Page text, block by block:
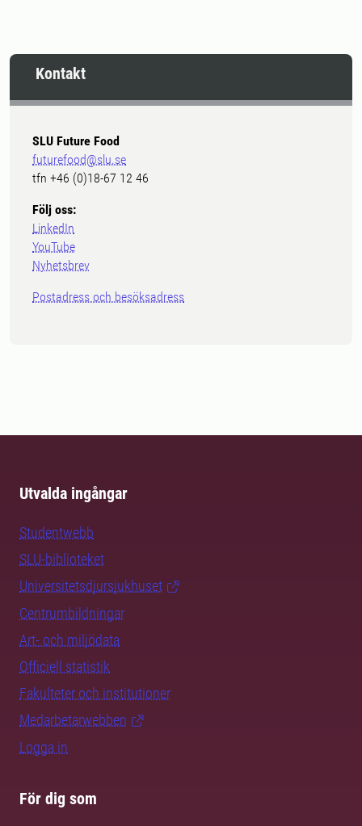
Kontakt
SLU Future Food
futurefood@slu.se
tfn +46 (0)18-67 12 46
Följ oss:
LinkedIn
YouTube
Nyhetsbrev
Postadress och besöksadress
Utvalda ingångar
Studentwebb
SLU-biblioteket
Universitetsdjursjukhuset
Centrumbildningar
Art- och miljödata
Officiell statistik
Fakulteter och institutioner
Medarbetarwebben
Logga in
För dig som